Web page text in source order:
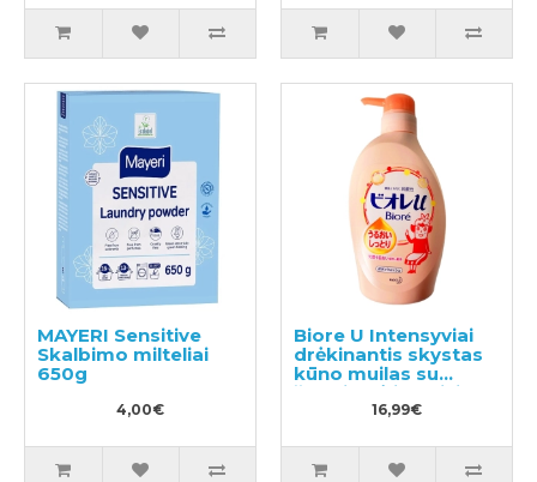
MAYERI Sensitive
Skalbimo milteliai
650g
4,00€
Biore U Intensyviai
drėkinantis skystas
kūno muilas su
švelniu gėlių-vaisių
aromatou 480ml
16,99€